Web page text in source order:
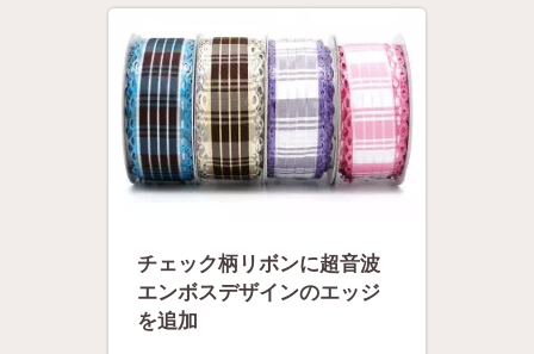
チェック柄リボンに超音波
エンボスデザインのエッジ
を追加